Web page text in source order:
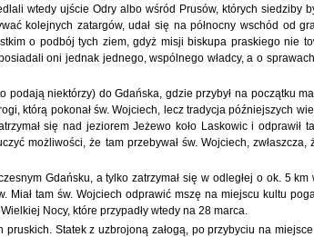
wtedy ujście Odry albo wśród Prusów, których siedziby
kolejnych zatargów, udał się na północny wschód od
o podbój tych ziem, gdyż misji biskupa praskiego nie
oni jednak jednego, wspólnego władcy, a o
niektórzy) do Gdańska, gdzie przybył na początku
którą pokonał św. Wojciech, lecz tradycja późniejszych
się nad jeziorem Jeżewo koło Laskowic i odprawił
możliwości, że tam przebywał św. Wojciech, zwłaszcza,
Gdańsku, a tylko zatrzymał się w odległej o ok. 5
Miał tam św. Wojciech odprawić mszę na miejscu kultu
Nocy, które przypadły wtedy na 28 marca.
Statek z uzbrojoną załogą, po przybyciu na